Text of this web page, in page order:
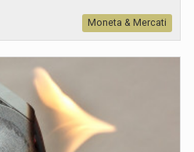
Moneta & Mercati